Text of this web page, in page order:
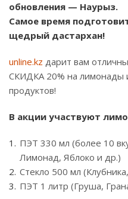
обновления — Наурыз.
Самое время
щедрый дастархан!
unline.kz дарит вам
СКИДКА 20% на лимонады
продуктов!
В акции участвуют
ПЭТ 330 мл (более 10
Лимонад, Яблоко и др.)
Стекло 500 мл
ПЭТ 1 литр (Груша,